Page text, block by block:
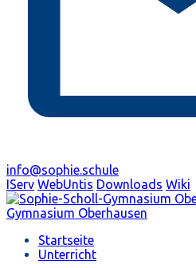
info@sophie.schule
IServ WebUntis Downloads Wiki
Gymnasium Oberhausen
Startseite
Unterricht